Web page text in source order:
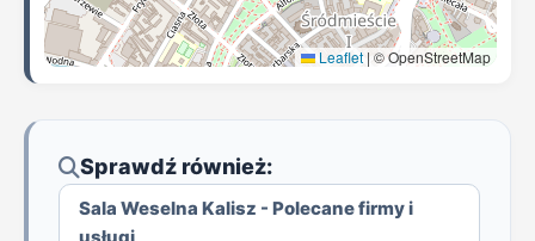
Leaflet | © OpenStreetMap
Sprawdź również:
Sala Weselna Kalisz - Polecane firmy i